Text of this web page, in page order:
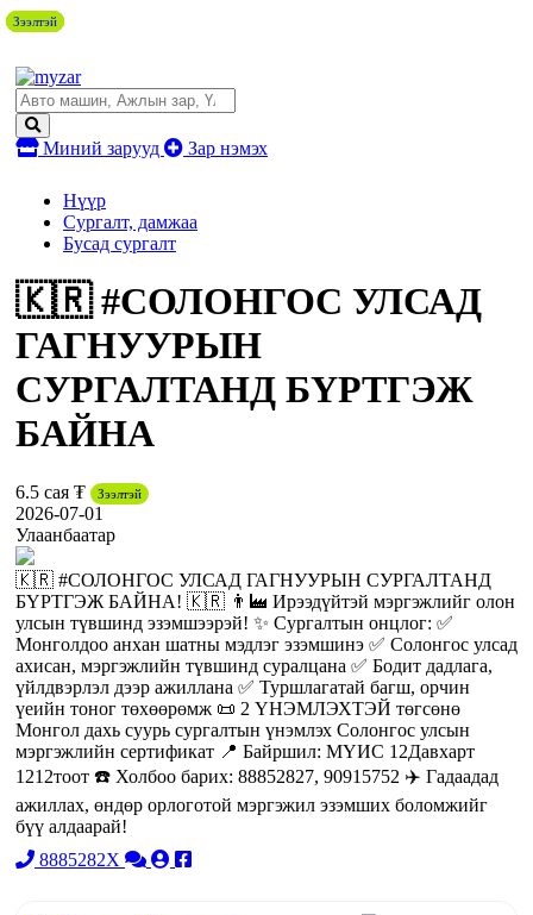
Миний зарууд Зар нэмэх
Нүүр
Сургалт, дамжаа
Бусад сургалт
🇰🇷 #СОЛОНГОС УЛСАД
ГАГНУУРЫН
СУРГАЛТАНД БҮРТГЭЖ
БАЙНА
6.5 сая ₮ Зээлтэй
2026-07-01
Улаанбаатар
🇰🇷 #СОЛОНГОС УЛСАД ГАГНУУРЫН СУРГАЛТАНД
БҮРТГЭЖ БАЙНА! 🇰🇷 👨‍🏭 Ирээдүйтэй мэргэжлийг олон
улсын түвшинд эзэмшээрэй! ✨ Сургалтын онцлог: ✅
Монголдоо анхан шатны мэдлэг эзэмшинэ ✅ Солонгос улсад
ахисан, мэргэжлийн түвшинд суралцана ✅ Бодит дадлага,
үйлдвэрлэл дээр ажиллана ✅ Туршлагатай багш, орчин
үеийн тоног төхөөрөмж 📜 2 ҮНЭМЛЭХТЭЙ төгсөнө
Монгол дахь суурь сургалтын үнэмлэх Солонгос улсын
мэргэжлийн сертификат 📍 Байршил: МҮИС 12Давхарт
1212тоот ☎️ Холбоо барих: 88852827, 90915752 ✈️ Гадаадад
ажиллах, өндөр орлоготой мэргэжил эзэмших боломжийг
бүү алдаарай!
8885282X
Зээлтэй
Зээлтэй
Зээлтэй
Зээлтэй